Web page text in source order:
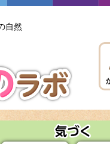
自然